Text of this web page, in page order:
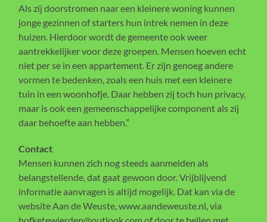
Als zij doorstromen naar een kleinere woning kunnen
jonge gezinnen of starters hun intrek nemen in deze
huizen. Hierdoor wordt de gemeente ook weer
aantrekkelijker voor deze groepen. Mensen hoeven echt
niet per se in een appartement. Er zijn genoeg andere
vormen te bedenken, zoals een huis met een kleinere
tuin in een woonhofje. Daar hebben zij toch hun privacy,
maar is ook een gemeenschappelijke component als zij
daar behoefte aan hebben.”
Contact
Mensen kunnen zich nog steeds aanmelden als
belangstellende, dat gaat gewoon door. Vrijblijvend
informatie aanvragen is altijd mogelijk. Dat kan via de
website Aan de Weuste, www.aandeweuste.nl, via